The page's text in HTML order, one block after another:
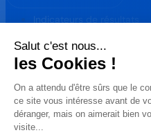
Indicateurs de résultats
Indicateurs de résultats
Mentions légales
Politique de gestion des